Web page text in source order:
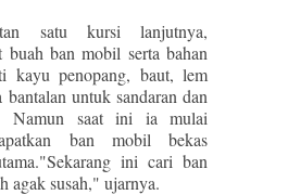
satu kursi lanjutnya,
buah ban mobil serta bahan
kayu penopang, baut, lem
bantalan untuk sandaran dan
Namun saat ini ia mulai
ban mobil bekas
ini cari ban
agak susah," ujarnya.